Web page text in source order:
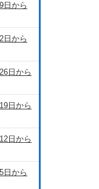
日から
日から
日から
日から
日から
日から